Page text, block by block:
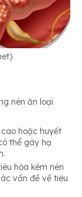
nên ăn loại
hoặc huyết
thể gây hạ
hóa kém nên
vấn đề về tiêu